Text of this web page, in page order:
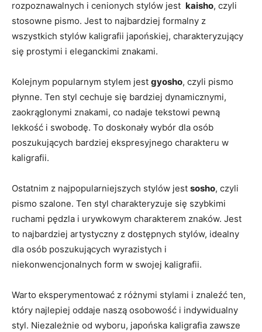
rozpoznawalnych i cenionych stylów jest ⁣ kaisho, czyli
stosowne⁣ pismo. Jest to najbardziej formalny z​
wszystkich stylów kaligrafii japońskiej, charakteryzujący ​
się ⁤prostymi i eleganckimi‍ znakami.
Kolejnym popularnym ‍stylem ⁣jest gyosho, czyli pismo
płynne. Ten‌ styl cechuje się bardziej dynamicznymi,
zaokrąglonymi znakami, co nadaje tekstowi ‍pewną
lekkość i swobodę. To doskonały wybór dla osób
poszukujących bardziej ekspresyjnego charakteru w
kaligrafii.
Ostatnim z najpopularniejszych stylów jest sosho, czyli
pismo szalone. Ten styl charakteryzuje się szybkimi
⁤ruchami pędzla i urywkowym charakterem znaków. Jest
to najbardziej artystyczny z dostępnych‌ stylów, idealny
dla osób⁤ poszukujących wyrazistych i
⁣niekonwencjonalnych form w⁤ swojej kaligrafii.
Warto eksperymentować z różnymi​ stylami i znaleźć ten,
który najlepiej oddaje naszą osobowość i indywidualny
styl. Niezależnie od wyboru, japońska kaligrafia zawsze